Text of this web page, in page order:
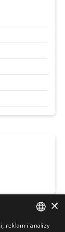
Szukaj
×
reklam i analizy